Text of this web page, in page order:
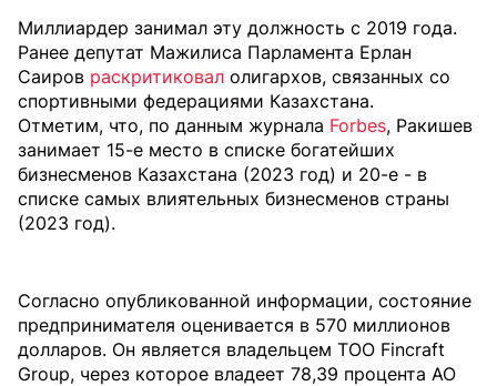
Миллиардер занимал эту должность с 2019 года.
Ранее депутат Мажилиса Парламента Ерлан
Саиров раскритиковал олигархов, связанных со
спортивными федерациями Казахстана.
Отметим, что, по данным журнала Forbes, Ракишев
занимает 15-е место в списке богатейших
бизнесменов Казахстана (2023 год) и 20-е - в
списке самых влиятельных бизнесменов страны
(2023 год).
Согласно опубликованной информации, состояние
предпринимателя оценивается в 570 миллионов
долларов. Он является владельцем ТОО Fincraft
Group, через которое владеет 78,39 процента АО